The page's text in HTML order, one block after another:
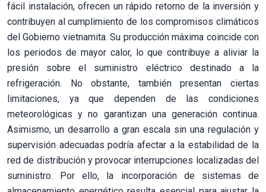
fácil instalación, ofrecen un rápido retorno de la inversión y
contribuyen al cumplimiento de los compromisos climáticos
del Gobierno vietnamita. Su producción máxima coincide con
los periodos de mayor calor, lo que contribuye a aliviar la
presión sobre el suministro eléctrico destinado a la
refrigeración. No obstante, también presentan ciertas
limitaciones, ya que dependen de las condiciones
meteorológicas y no garantizan una generación continua.
Asimismo, un desarrollo a gran escala sin una regulación y
supervisión adecuadas podría afectar a la estabilidad de la
red de distribución y provocar interrupciones localizadas del
suministro. Por ello, la incorporación de sistemas de